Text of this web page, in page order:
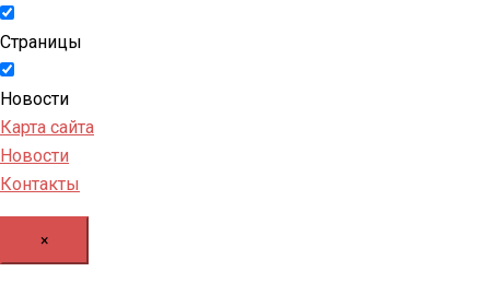
Страницы
Новости
Карта сайта
Новости
Контакты
×